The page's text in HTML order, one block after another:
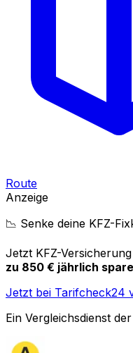
Route
Anzeige
📉 Senke deine KFZ-
Jetzt KFZ-
zu 850 € jährlich
Jetzt bei Tarifcheck24
Ein Vergleichsdienst